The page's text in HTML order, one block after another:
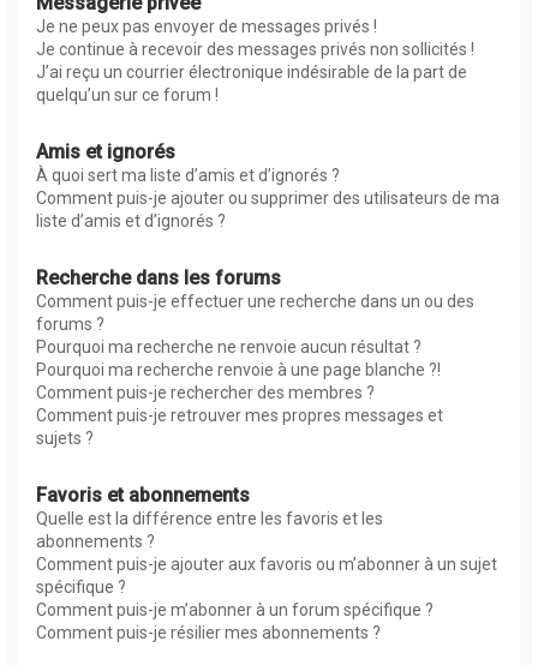
Je ne peux pas envoyer de messages privés !
Je continue à recevoir des messages privés non sollicités !
J’ai reçu un courrier électronique indésirable de la part de
quelqu’un sur ce forum !
Amis et ignorés
À quoi sert ma liste d’amis et d’ignorés ?
Comment puis-je ajouter ou supprimer des utilisateurs de ma
liste d’amis et d’ignorés ?
Recherche dans les forums
Comment puis-je effectuer une recherche dans un ou des
forums ?
Pourquoi ma recherche ne renvoie aucun résultat ?
Pourquoi ma recherche renvoie à une page blanche ?!
Comment puis-je rechercher des membres ?
Comment puis-je retrouver mes propres messages et
sujets ?
Favoris et abonnements
Quelle est la différence entre les favoris et les
abonnements ?
Comment puis-je ajouter aux favoris ou m’abonner à un sujet
spécifique ?
Comment puis-je m’abonner à un forum spécifique ?
Comment puis-je résilier mes abonnements ?